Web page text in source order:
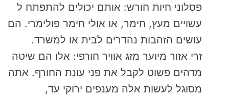
פסלוני חיות חורש: אותם יכולים להתפתח ל
עשויים מעץ, חימר, או אולי חימר פולימרי. הם
עושים הזהבות נהדרים לבית או למשרד.
זרי אזור מיוער מזג אוויר חורפי: אלו הם שיטה
מדהים פשוט לקבל את פני עונת החורף. אתה
מסוגל לעשות אלה מענפים ירוקי עד,